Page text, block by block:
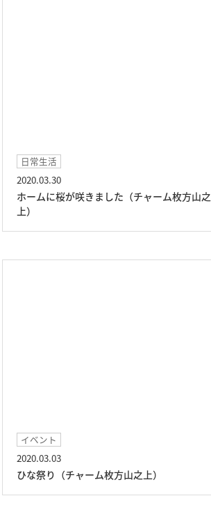
日常生活
2020.03.30
ホームに桜が咲きました（チャーム枚方山之
上）
イベント
2020.03.03
ひな祭り（チャーム枚方山之上）